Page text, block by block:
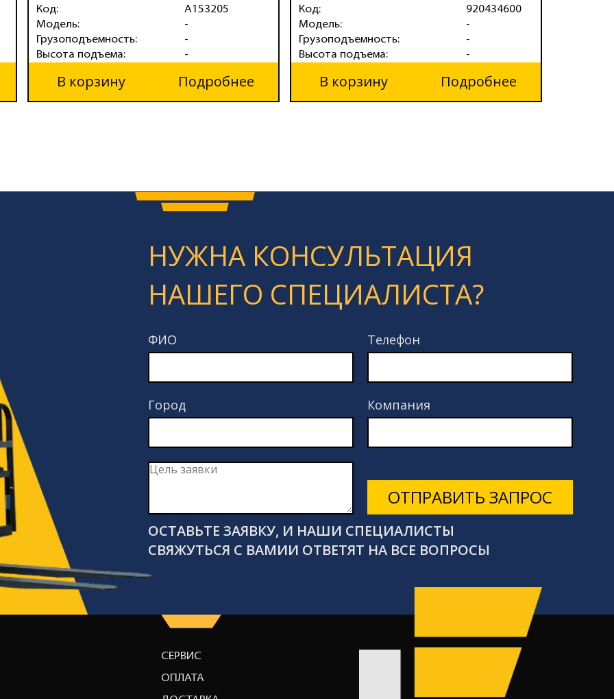
Код:
Модель:
Грузоподъемность:
Высота подъема:
A153205
-
-
-
В корзину Подробнее
Код:
Модель:
Грузоподъемность:
Высота подъема:
920434600
-
-
-
В корзину Подробнее
НУЖНА КОНСУЛЬТАЦИЯ
НАШЕГО СПЕЦИАЛИСТА?
ФИО Телефон
Город Компания
ОТПРАВИТЬ ЗАПРОС
ОСТАВЬТЕ ЗАЯВКУ, И НАШИ СПЕЦИАЛИСТЫ
СВЯЖУТЬСЯ С ВАМИИ ОТВЕТЯТ НА ВСЕ ВОПРОСЫ
СЕРВИС
ОПЛАТА